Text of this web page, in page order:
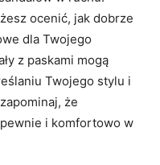
ocenić, jak dobrze
dla Twojego
z paskami mogą
Twojego stylu i
że
i komfortowo w